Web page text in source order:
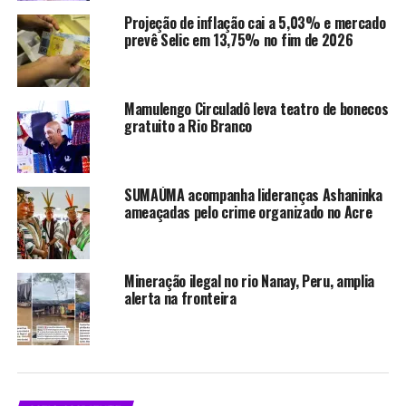
A previsão do tempo para o estado aponta a
Projeção de inflação cai a 5,03% e mercado
prevê Selic em 13,75% no fim de 2026
Mamulengo Circuladô leva teatro de bonecos
gratuito a Rio Branco
SUMAÚMA acompanha lideranças Ashaninka
ameaçadas pelo crime organizado no Acre
Mineração ilegal no rio Nanay, Peru, amplia
alerta na fronteira